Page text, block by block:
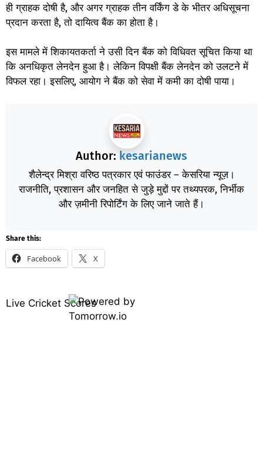
ही ग्राहक दोषी है, और अगर ग्राहक तीन वर्किंग डे के भीतर अधिसूचना
प्रदान करता है, तो दायित्व बैंक का होता है।
इस मामले में शिकायतकर्ता ने उसी दिन बैंक को विधिवत सूचित किया था
कि अनधिकृत लेनदेन हुआ है। लेकिन विपक्षी बैंक लेनदेन को उलटने में
विफल रहा। इसलिए, आयोग ने बैंक को सेवा में कमी का दोषी पाया।
Author: kesarianews
शैलेन्द्र मिश्रा वरिष्ठ पत्रकार एवं फाउंडर – केसरिया न्यूज़।
राजनीति, प्रशासन और जनहित से जुड़े मुद्दों पर तथ्यपरक, निर्भीक
और ज़मीनी रिपोर्टिंग के लिए जाने जाते हैं।
Share this:
Facebook X
Live Cricket Scores